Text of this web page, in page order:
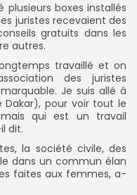
plusieurs boxes installés
juristes recevaient des
gratuits dans les
autres.
travaillé et on
des juristes
Je suis allé à
Dakar), pour voir tout le
qui est un travail
dit.
la société civile, des
dans un commun élan
faites aux femmes, a-